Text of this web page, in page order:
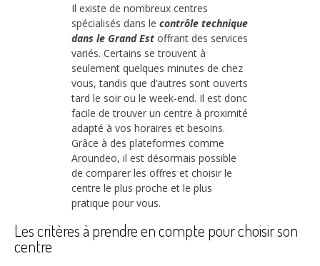
Il existe de nombreux centres
spécialisés dans le contrôle technique
dans le Grand Est offrant des services
variés. Certains se trouvent à
seulement quelques minutes de chez
vous, tandis que d’autres sont ouverts
tard le soir ou le week-end. Il est donc
facile de trouver un centre à proximité
adapté à vos horaires et besoins.
Grâce à des plateformes comme
Aroundeo, il est désormais possible
de comparer les offres et choisir le
centre le plus proche et le plus
pratique pour vous.
Les critères à prendre en compte pour choisir son
centre